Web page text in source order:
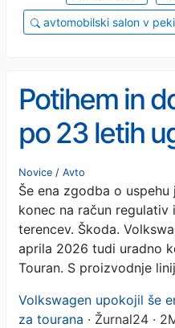
avtomobilski salon v
Potihem in
po 23 letih
proizvodnjo
je navdušil
slovenske
Naslednika
na vidiku
Novice / Avto
Še ena zgodba o uspehu
konec na račun regulativ
terencev. Škoda.
aprila 2026 tudi uradno
Touran. S proizvodnje
Volkswagen upokojil še
za tourana · Žurnal24 ·